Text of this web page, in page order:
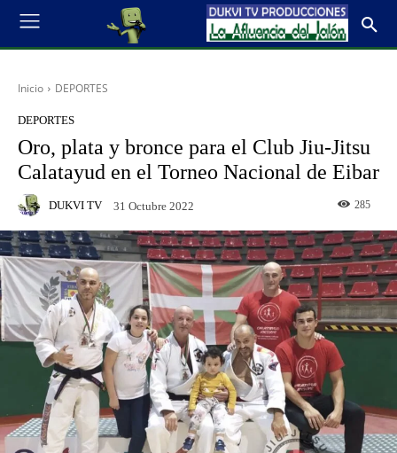
Inicio DEPORTES
DEPORTES
Oro, plata y bronce para el Club Jiu-Jitsu
Calatayud en el Torneo Nacional de Eibar
DUKVI TV 31 Octubre 2022 285